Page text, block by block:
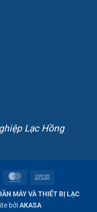
Lạc Hồng
MasterCard
On
Delivery
MÁY VÀ THIẾT BỊ LẠC
bởiAKASA